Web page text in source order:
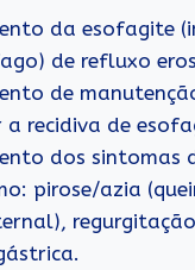
da esofagite
de refluxo
de
a recidiva de
dos sintomas
pirose/azia